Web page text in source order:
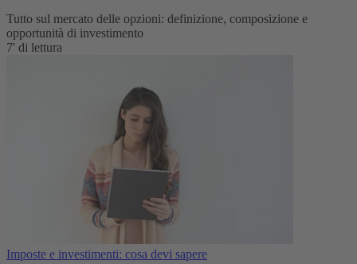
Tutto sul mercato delle opzioni: definizione, composizione e
opportunità di investimento
7' di lettura
Imposte e investimenti: cosa devi sapere